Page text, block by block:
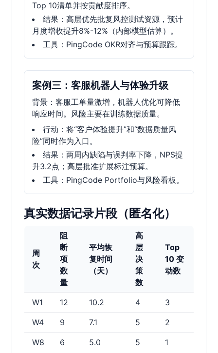
Top 10清单并按贡献度排序。
结果：高层优先批复风控测试资源，预计
月度增收提升8%-12%（内部模型估算）。
工具：PingCode OKR对齐与预算跟踪。
案例三：客服机器人与体验升级
背景：客服工单量激增，机器人优化可降低
响应时间。风险主要在训练数据质量。
行动：将“客户体验提升”和“数据质量风
险”同时作为入口。
结果：两周内缺陷与误判率下降，NPS提
升3.2点；高层批准扩展标注预算。
工具：PingCode Portfolio与风险看板。
真实数据记录片段（匿名化）
周
次
阻
断
项
数
量
平均恢
复时间
（天）
高
层
决
策
数
Top
10 变
动数
W1 12 10.2 4 3
W4 9 7.1 5 2
W8 6 5.0 5 1